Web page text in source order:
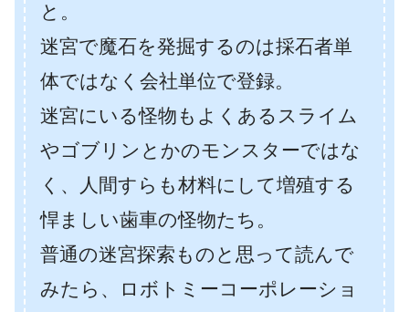
と。
迷宮で魔石を発掘するのは採石者単
体ではなく会社単位で登録。
迷宮にいる怪物もよくあるスライム
やゴブリンとかのモンスターではな
く、人間すらも材料にして増殖する
悍ましい歯車の怪物たち。
普通の迷宮探索ものと思って読んで
みたら、ロボトミーコーポレーショ